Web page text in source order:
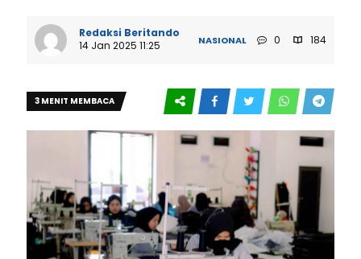
Redaksi Beritando
14 Jan 2025 11:25
NASIONAL 0 184
3 MENIT MEMBACA